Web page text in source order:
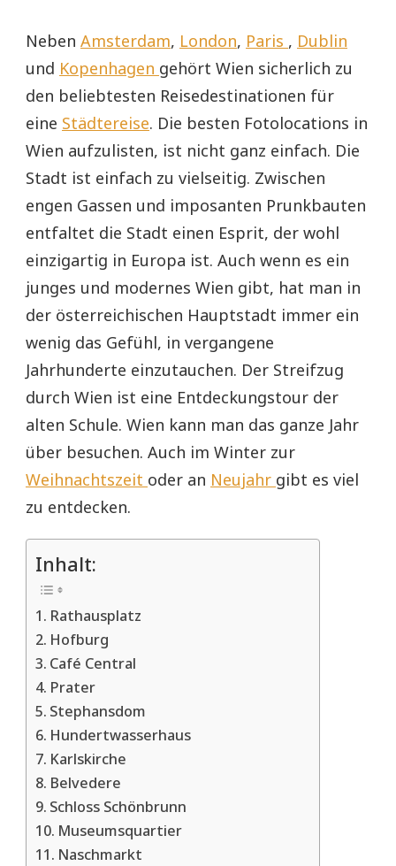
Neben Amsterdam, London, Paris , Dublin
und Kopenhagen gehört Wien sicherlich zu
den beliebtesten Reisedestinationen für
eine Städtereise. Die besten Fotolocations in
Wien aufzulisten, ist nicht ganz einfach. Die
Stadt ist einfach zu vielseitig. Zwischen
engen Gassen und imposanten Prunkbauten
entfaltet die Stadt einen Esprit, der wohl
einzigartig in Europa ist. Auch wenn es ein
junges und modernes Wien gibt, hat man in
der österreichischen Hauptstadt immer ein
wenig das Gefühl, in vergangene
Jahrhunderte einzutauchen. Der Streifzug
durch Wien ist eine Entdeckungstour der
alten Schule. Wien kann man das ganze Jahr
über besuchen. Auch im Winter zur
Weihnachtszeit oder an Neujahr gibt es viel
zu entdecken.
Inhalt:
Rathausplatz
Hofburg
Café Central
Prater
Stephansdom
Hundertwasserhaus
Karlskirche
Belvedere
Schloss Schönbrunn
Museumsquartier
Naschmarkt